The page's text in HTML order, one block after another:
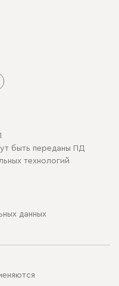
быть переданы ПД
технологий
данных